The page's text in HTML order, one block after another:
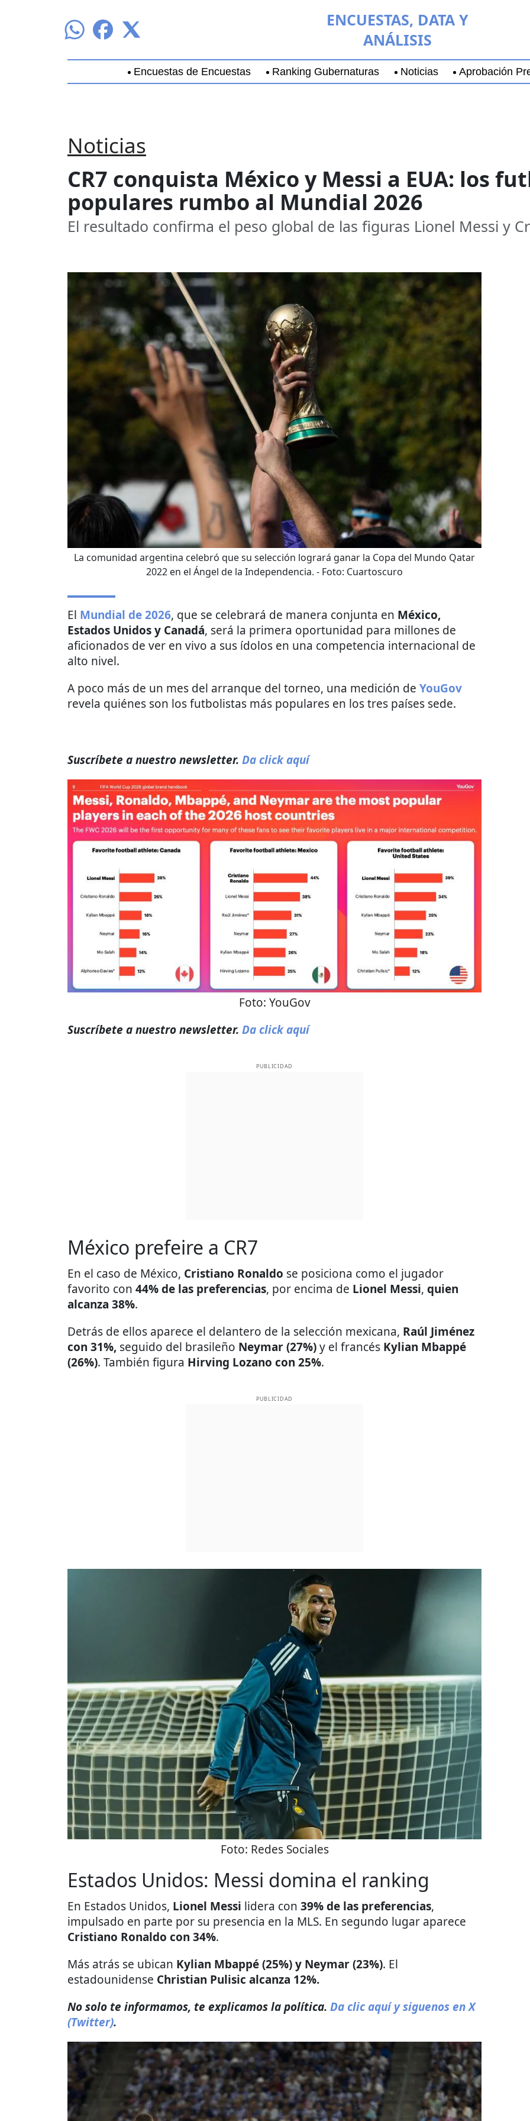
ENCUESTAS, DATA Y
ANÁLISIS
Encuestas de Encuestas Ranking Gubernaturas Noticias Aprobación
Noticias
CR7 conquista México y Messi a EUA: los
populares rumbo al Mundial 2026
El resultado confirma el peso global de las figuras Lionel Messi y
La comunidad argentina celebró que su selección logrará ganar la Copa del Mundo Qatar
2022 en el Ángel de la Independencia. - Foto: Cuartoscuro
El Mundial de 2026, que se celebrará de manera conjunta en México,
Estados Unidos y Canadá, será la primera oportunidad para millones de
aficionados de ver en vivo a sus ídolos en una competencia internacional de
alto nivel.
A poco más de un mes del arranque del torneo, una medición de YouGov
revela quiénes son los futbolistas más populares en los tres países sede.
Suscríbete a nuestro newsletter. Da click aquí
Foto: YouGov
Suscríbete a nuestro newsletter. Da click aquí
PUBLICIDAD
México prefeire a CR7
En el caso de México, Cristiano Ronaldo se posiciona como el jugador
favorito con 44% de las preferencias, por encima de Lionel Messi, quien
alcanza 38%.
Detrás de ellos aparece el delantero de la selección mexicana, Raúl Jiménez
con 31%, seguido del brasileño Neymar (27%)y el francés Kylian Mbappé
(26%). También figura Hirving Lozano con 25%.
PUBLICIDAD
Foto: Redes Sociales
Estados Unidos: Messi domina el ranking
En Estados Unidos, Lionel Messi lidera con 39% de las preferencias,
impulsado en parte por su presencia en la MLS. En segundo lugar aparece
Cristiano Ronaldo con 34%.
Más atrás se ubican Kylian Mbappé (25%) y Neymar (23%). El
estadounidense Christian Pulisic alcanza 12%.
No solo te informamos, te explicamos la política. Da clic aquí y siguenos en X
(Twitter).